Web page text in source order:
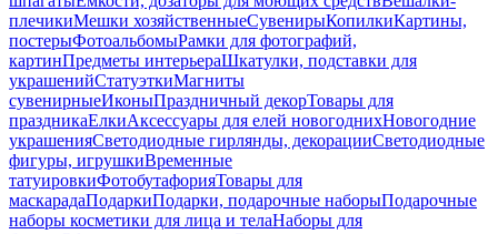
плечикиМешки хозяйственныеСувенирыКопилкиКартины,
постерыФотоальбомыРамки для фотографий,
картинПредметы интерьераШкатулки, подставки для
украшенийСтатуэткиМагниты
сувенирныеИконыПраздничный декорТовары для
праздникаЕлкиАксессуары для елей новогоднихНовогодние
украшенияСветодиодные гирлянды, декорацииСветодиодные
фигуры, игрушкиВременные
татуировкиФотобутафорияТовары для
маскарадаПодаркиПодарки, подарочные наборыПодарочные
наборы косметики для лица и телаНаборы для